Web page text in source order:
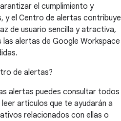
el cumplimiento y
y el Centro de alertas contribuye
de usuario sencilla y atractiva,
alertas de Google Workspace
de alertas?
alertas puedes consultar todos
artículos que te ayudarán a
relacionados con ellas o